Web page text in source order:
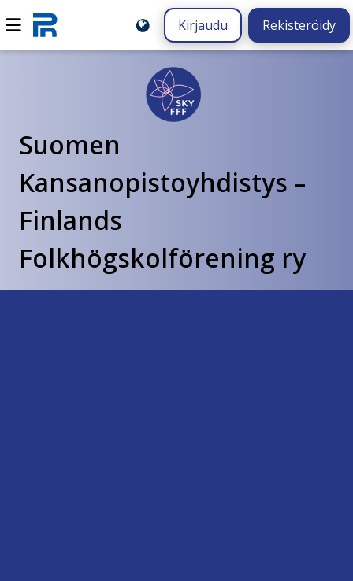
Kirjaudu Rekisteröidy
Suomen
Kansanopistoyhdistys –
Finlands
Folkhögskolförening ry